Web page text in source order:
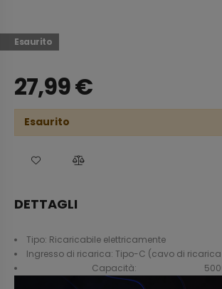
Esaurito
27,99€
Esaurito
DETTAGLI
Tipo: Ricaricabile elettricamente
Ingresso di ricarica: Tipo-C (cavo di
Capacità: